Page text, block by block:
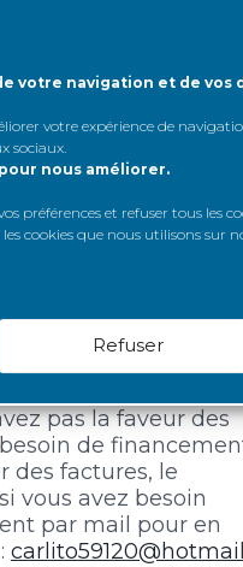
votre navigation et de vos
votre expérience de
sociaux
nous améliorer.
préférences et refuser tous les
cookies que nous utilisons sur
Refuser
des prêts privés à
à toute personne
selon la somme
loi sur l’usure.
les domaines dans
pas la faveur des
de
des factures, le
vous avez besoin
par mail pour en